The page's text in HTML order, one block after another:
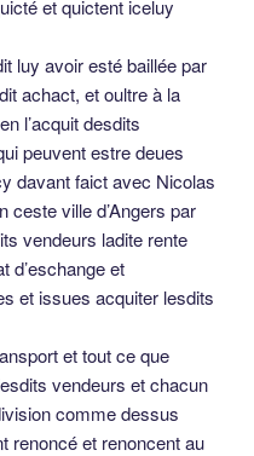
et quictent iceluy
luy avoir esté baillée par
achact, et oultre à la
l’acquit desdits
peuvent estre deues
davant faict avec Nicolas
ceste ville d’Angers par
vendeurs ladite rente
d’eschange et
et issues acquiter lesdits
et tout ce que
vendeurs et chacun
comme dessus
renoncé et renoncent au